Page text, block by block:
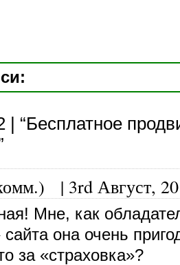
| “Бесплатное
| 3rd Август,
Мне, как
сайта она очень
за «страховка»?